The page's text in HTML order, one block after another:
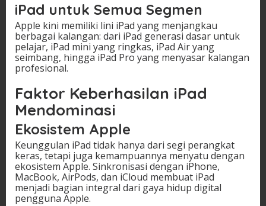
iPad untuk Semua Segmen
Apple kini memiliki lini iPad yang menjangkau
berbagai kalangan: dari iPad generasi dasar untuk
pelajar, iPad mini yang ringkas, iPad Air yang
seimbang, hingga iPad Pro yang menyasar kalangan
profesional.
Faktor Keberhasilan iPad
Mendominasi
Ekosistem Apple
Keunggulan iPad tidak hanya dari segi perangkat
keras, tetapi juga kemampuannya menyatu dengan
ekosistem Apple. Sinkronisasi dengan iPhone,
MacBook, AirPods, dan iCloud membuat iPad
menjadi bagian integral dari gaya hidup digital
pengguna Apple.